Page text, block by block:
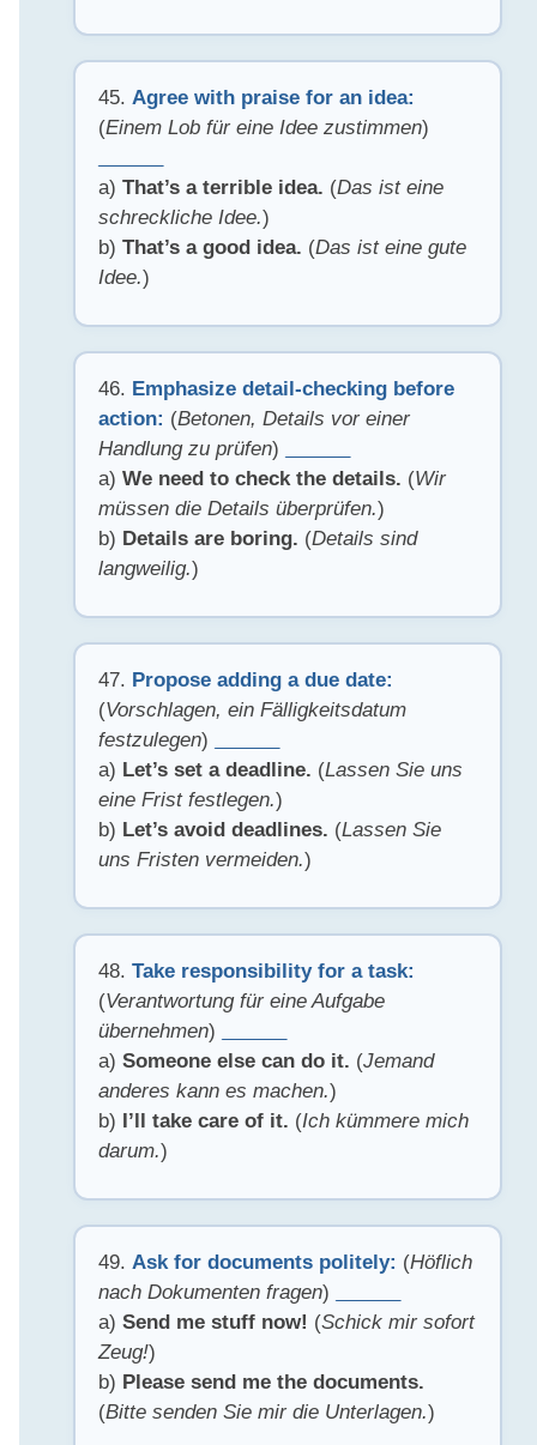
45.Agree with praise for an idea:
(Einem Lob für eine Idee zustimmen)
a)That’s a terrible idea. (Das ist eine
schreckliche Idee.)
b)That’s a good idea. (Das ist eine gute
Idee.)
46. Emphasize detail-checking before
action: (Betonen, Details vor einer
Handlung zu prüfen)
a)We need to check the details. (Wir
müssen die Details überprüfen.)
b) Details are boring. (Details sind
langweilig.)
47. Propose adding a due date:
(Vorschlagen, ein Fälligkeitsdatum
festzulegen)
a) Let’s set a deadline. (Lassen Sie uns
eine Frist festlegen.)
b) Let’s avoid deadlines. (Lassen Sie
uns Fristen vermeiden.)
48.Take responsibility for a task:
(Verantwortung für eine Aufgabe
übernehmen)
a)Someone else can do it. (Jemand
anderes kann es machen.)
b)
I’ll take care of it. (Ich kümmere mich
darum.)
49.Ask for documents politely: (Höflich
nach Dokumenten fragen)
a)Send me stuff now! (Schick mir sofort
Zeug!)
b) Please send me the documents.
(Bitte senden Sie mir die Unterlagen.)